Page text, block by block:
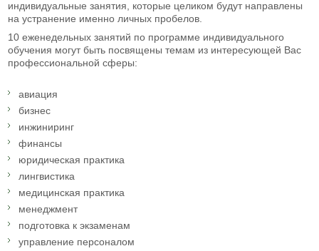
индивидуальные занятия, которые целиком будут направлены
на устранение именно личных пробелов.
10 еженедельных занятий по программе индивидуального
обучения могут быть посвящены темам из интересующей Вас
профессиональной сферы:
авиация
бизнес
инжиниринг
финансы
юридическая практика
лингвистика
медицинская практика
менеджмент
подготовка к экзаменам
управление персоналом